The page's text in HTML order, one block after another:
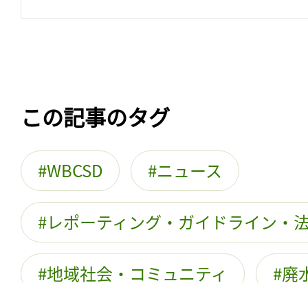
この記事のタグ
WBCSD ニュース
レポーティング・ガイドライン・
地域社会・コミュニティ 廃